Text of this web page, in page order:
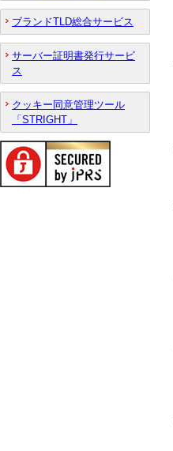
ブランドTLD総合サービス
サーバー証明書発行サービ
ス
クッキー同意管理ツール
「STRIGHT」